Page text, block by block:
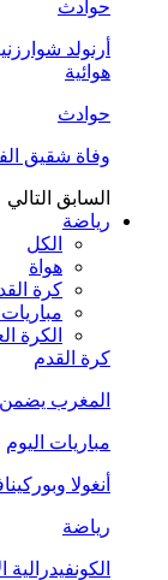
حوادث
أرنولد
هوائية
حوادث
وفاة شقيق
السابق التالي
رياضة
الكل
هواة
كرة
مباريات
الكرة
كرة القدم
المغرب يضمن
مباريات اليوم
أنغولا
رياضة